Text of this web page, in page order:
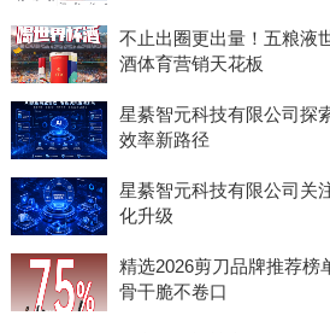
不止出圈更出量！五粮液
酒体育营销天花板
星綦智元科技有限公司探
效率新路径
星綦智元科技有限公司关
化升级
精选2026剪刀品牌推荐榜
骨干脆不卷口